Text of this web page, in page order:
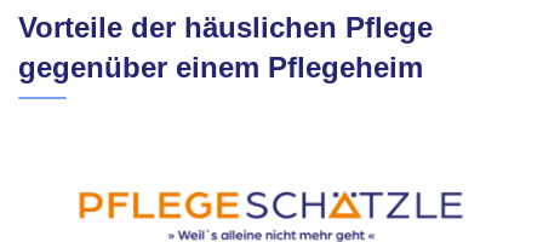
Vorteile der häuslichen Pflege
gegenüber einem Pflegeheim